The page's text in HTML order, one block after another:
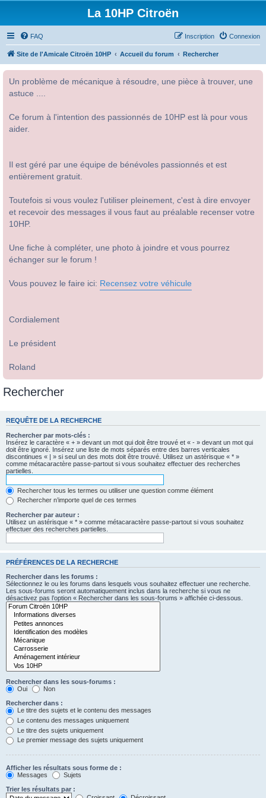
La 10HP Citroën
FAQ Connexion
Inscription
Site de l'Amicale Citroën 10HP Accueil du forum Rechercher
Un problème de mécanique à résoudre, une pièce à trouver, une
astuce ....
Ce forum à l'intention des passionnés de 10HP est là pour vous
aider.
Il est géré par une équipe de bénévoles passionnés et est
entièrement gratuit.
Toutefois si vous voulez l'utiliser pleinement, c'est à dire envoyer
et recevoir des messages il vous faut au préalable recenser votre
10HP.
Une fiche à compléter, une photo à joindre et vous pourrez
échanger sur le forum !
Vous pouvez le faire ici: Recensez votre véhicule
Cordialement
Le président
Roland
Rechercher
REQUÊTE DE LA RECHERCHE
Rechercher par mots-clés :
Insérez le caractère « + » devant un mot qui doit être trouvé et « - » devant un mot qui
doit être ignoré. Insérez une liste de mots séparés entre des barres verticales
discontinues « | » si seul un des mots doit être trouvé. Utilisez un astérisque « * »
comme métacaractère passe-partout si vous souhaitez effectuer des recherches
partielles.
Rechercher tous les termes ou utiliser une question comme élément
Rechercher n’importe quel de ces termes
Rechercher par auteur :
Utilisez un astérisque « * » comme métacaractère passe-partout si vous souhaitez
effectuer des recherches partielles.
PRÉFÉRENCES DE LA RECHERCHE
Rechercher dans les forums :
Sélectionnez le ou les forums dans lesquels vous souhaitez effectuer une recherche.
Les sous-forums seront automatiquement inclus dans la recherche si vous ne
désactivez pas l’option « Rechercher dans les sous-forums » affichée ci-dessous.
Rechercher dans les sous-forums :
Oui
Non
Rechercher dans :
Le titre des sujets et le contenu des messages
Le contenu des messages uniquement
Le titre des sujets uniquement
Le premier message des sujets uniquement
Afficher les résultats sous forme de :
Messages
Sujets
Trier les résultats par :